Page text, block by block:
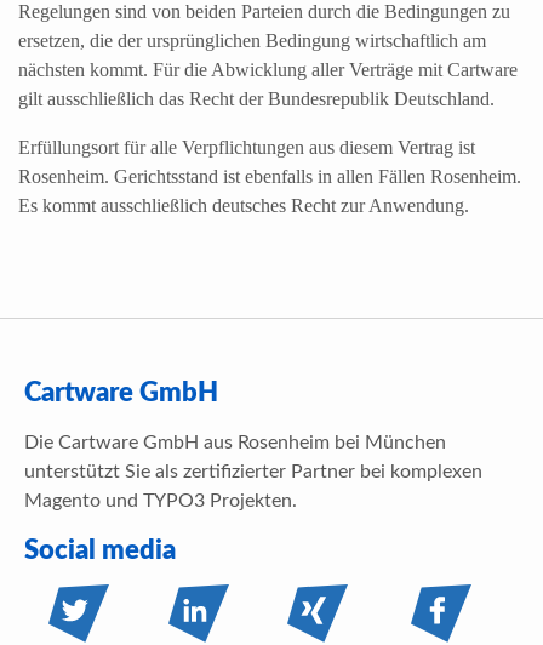
Regelungen sind von beiden Parteien durch die Bedingungen zu
ersetzen, die der ursprünglichen Bedingung wirtschaftlich am
nächsten kommt. Für die Abwicklung aller Verträge mit Cartware
gilt ausschließlich das Recht der Bundesrepublik Deutschland.
Erfüllungsort für alle Verpflichtungen aus diesem Vertrag ist
Rosenheim. Gerichtsstand ist ebenfalls in allen Fällen Rosenheim.
Es kommt ausschließlich deutsches Recht zur Anwendung.
Cartware GmbH
Die Cartware GmbH aus Rosenheim bei München
unterstützt Sie als zertifizierter Partner bei komplexen
Magento und TYPO3 Projekten.
Social media